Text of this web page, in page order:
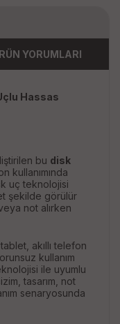
YORUMLARI
Hassas
bu disk
kullanımında
uç teknolojisi
şekilde görülür
not alırken
akıllı telefon
kullanım
ile uyumlu
tasarım, not
senaryosunda